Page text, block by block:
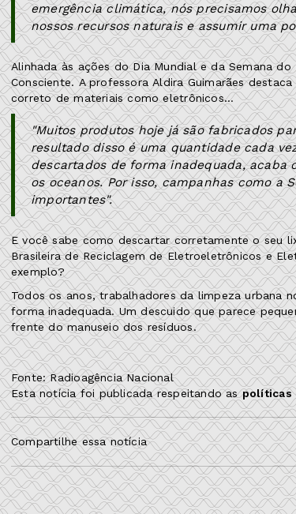
emergência climática, nós precisamos
nossos recursos naturais e assumir uma
Alinhada às ações do Dia Mundial e da Semana
Consciente. A professora Aldira Guimarães
correto de materiais como eletrônicos…
"Muitos produtos hoje já são fabricados
resultado disso é uma quantidade cada
descartados de forma inadequada, acaba
os oceanos. Por isso, campanhas como a
importantes".
E você sabe como descartar corretamente o seu
Brasileira de Reciclagem de Eletroeletrônicos e
exemplo?
Todos os anos, trabalhadores da limpeza urbana
forma inadequada. Um descuido que parece
frente do manuseio dos resíduos.
Fonte: Radioagência Nacional
Esta notícia foi publicada respeitando aspolíticas
Compartilhe essa notícia